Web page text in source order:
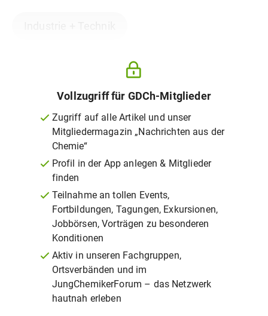
Vollzugriff für GDCh-Mitglieder
Zugriff auf alle Artikel und unser
Mitgliedermagazin „Nachrichten aus der
Chemie“
Profil in der App anlegen & Mitglieder
finden
Teilnahme an tollen Events,
Fortbildungen, Tagungen, Exkursionen,
Jobbörsen, Vorträgen zu besonderen
Konditionen
Aktiv in unseren Fachgruppen,
Ortsverbänden und im
JungChemikerForum – das Netzwerk
hautnah erleben